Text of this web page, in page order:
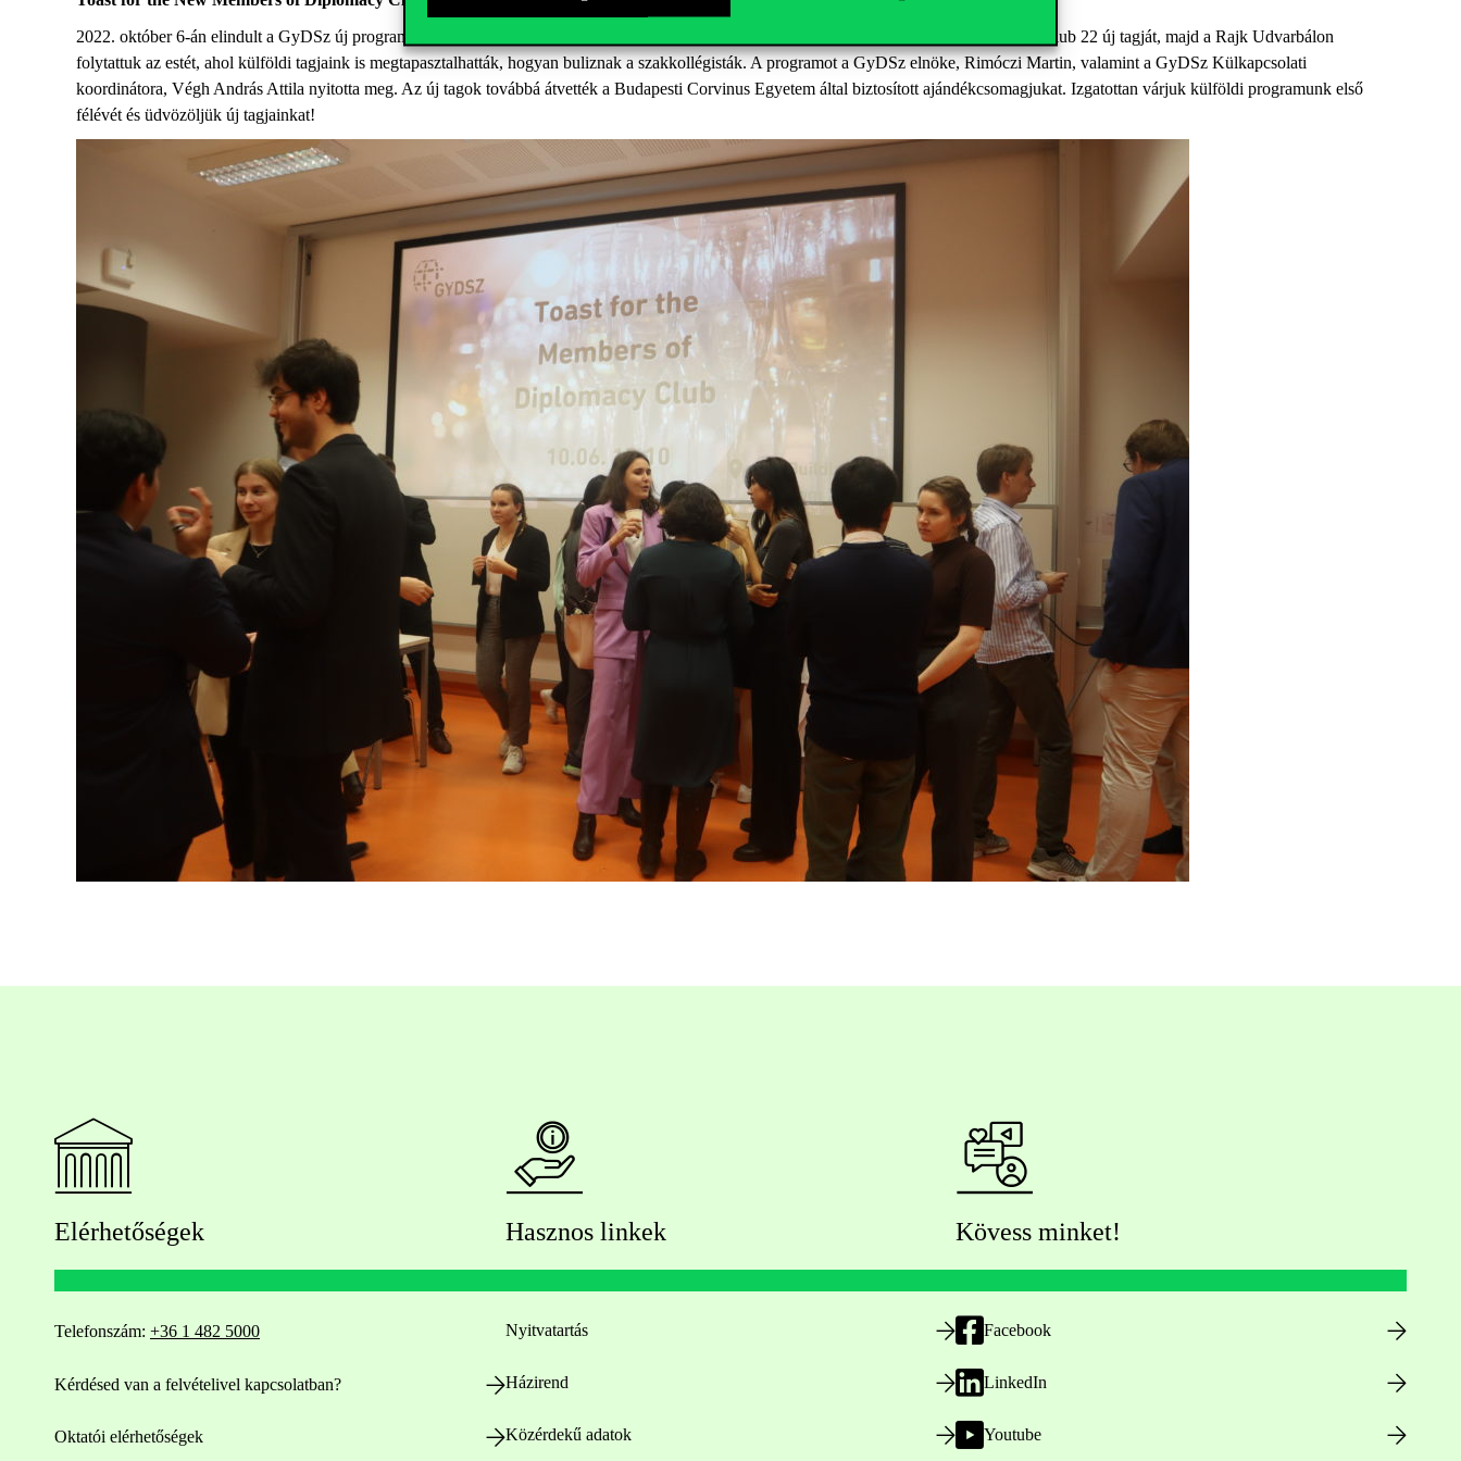
2022. október 6-án elindult a GyDSz új programja: a Diplomacy Club. Ennek alkalmából egy formális fogadáson köszöntöttük a Diplomacy Club 22 új tagját, majd a Rajk Udvarbálon
folytattuk az estét, ahol külföldi tagjaink is megtapasztalhatták, hogyan buliznak a szakkollégisták. A programot a GyDSz elnöke, Rimóczi Martin, valamint a GyDSz Külkapcsolati
koordinátora, Végh András Attila nyitotta meg. Az új tagok továbbá átvették a Budapesti Corvinus Egyetem által biztosított ajándékcsomagjukat. Izgatottan várjuk külföldi programunk első
félévét és üdvözöljük új tagjainkat!
Elérhetőségek
Telefonszám: +36 1 482 5000
Kérdésed van a felvételivel kapcsolatban?
Oktatói elérhetőségek
Hasznos linkek
Nyitvatartás
Házirend
Közérdekű adatok
Kövess minket!
Facebook
LinkedIn
Youtube